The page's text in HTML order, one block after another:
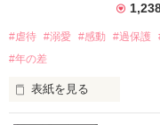
#虐待 #溺愛 #感動 #過保護
#年の差
表紙を見る